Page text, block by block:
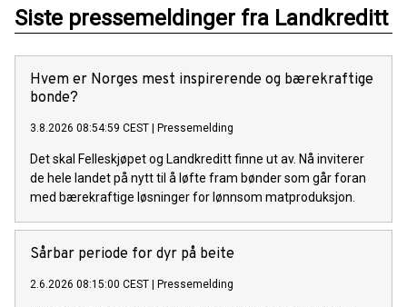
Siste pressemeldinger fra Landkreditt
Hvem er Norges mest inspirerende og bærekraftige
bonde?
3.8.2026 08:54:59 CEST Pressemelding
Det skal Felleskjøpet og Landkreditt finne ut av. Nå inviterer
de hele landet på nytt til å løfte fram bønder som går foran
med bærekraftige løsninger for lønnsom matproduksjon.
Sårbar periode for dyr på beite
2.6.2026 08:15:00 CEST Pressemelding